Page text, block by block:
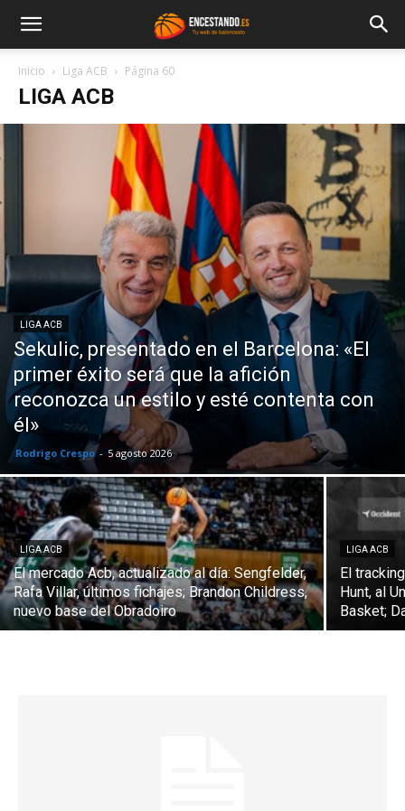
Inicio Liga ACB Página 60
LIGA ACB
LIGA ACB
Sekulic, presentado en el Barcelona: «El
primer éxito será que la afición
reconozca un estilo y esté contenta con
él»
Rodrigo Crespo - 5 agosto 2026
LIGA ACB
El mercado Acb, actualizado al día: Sengfelder,
Rafa Villar, últimos fichajes; Brandon Childress,
nuevo base del Obradoiro
LIGA ACB
El
Hunt, al
Basket;